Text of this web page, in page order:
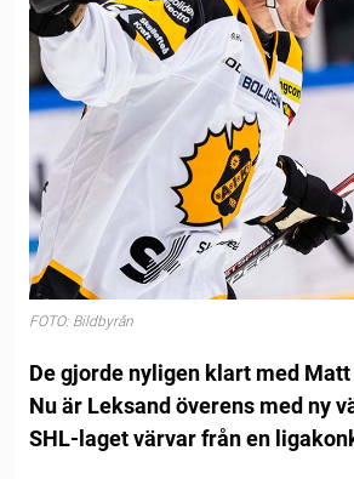
FOTO: Bildbyrån
De gjorde nyligen klart med Matt
Nu är Leksand överens med ny
SHL-laget värvar från en